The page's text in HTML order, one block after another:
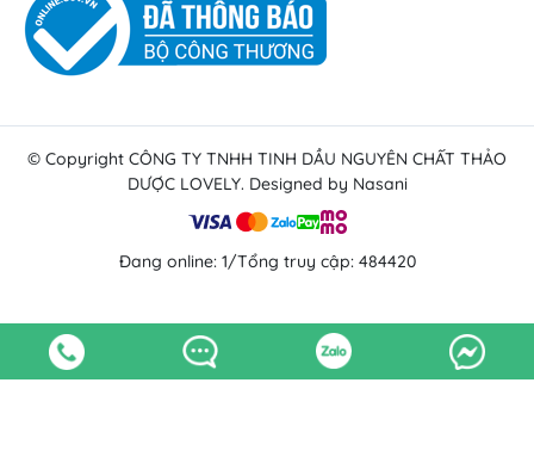
© Copyright CÔNG TY TNHH TINH DẦU NGUYÊN CHẤT THẢO
DƯỢC LOVELY. Designed by Nasani
Đang online: 1/Tổng truy cập: 484420